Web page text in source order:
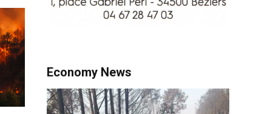
Economy News